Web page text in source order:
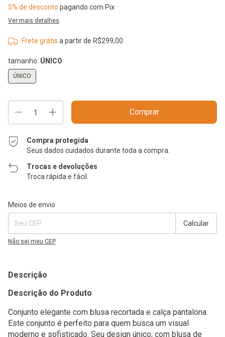
5% de desconto pagando com Pix
Ver mais detalhes
Frete grátis a partir de R$299,00
tamanho: ÚNICO
ÚNICO
Compra protegida
Seus dados cuidados durante toda a compra.
Trocas e devoluções
Troca rápida e fácil.
Entregas para o CEP:
Meios de envio
Calcular
Não sei meu CEP
Descrição
Descrição do Produto
Conjunto elegante com blusa recortada e calça pantalona.
Este conjunto é perfeito para quem busca um visual
moderno e sofisticado. Seu design único, com blusa de